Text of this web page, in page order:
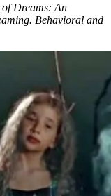
Dreams: An
Behavioral and